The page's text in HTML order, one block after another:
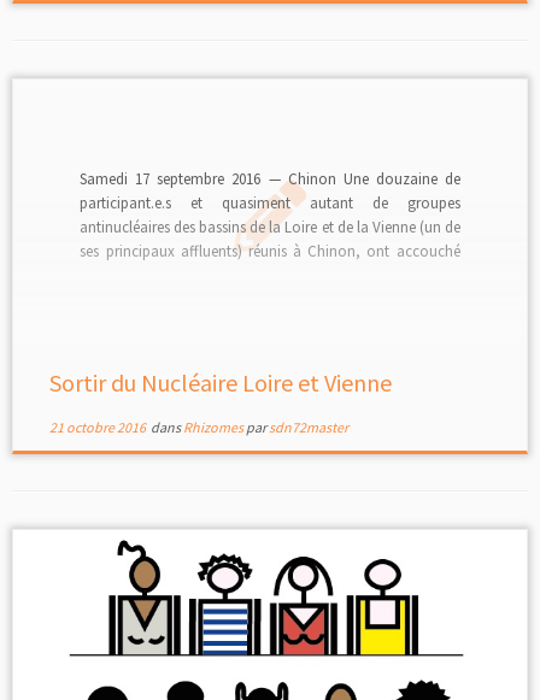
Samedi 17 septembre 2016 — Chinon Une douzaine de
participant.e.s et quasiment autant de groupes
antinucléaires des bassins de la Loire et de la Vienne (un de
ses principaux affluents) réunis à Chinon, ont accouché
Sortir du Nucléaire Loire et Vienne
21 octobre 2016dansRhizomesparsdn72master